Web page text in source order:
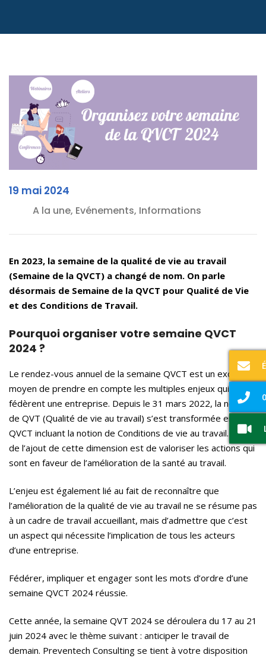
19 mai 2024
A la une, Evénements, Informations
En 2023, la semaine de la qualité de vie au travail
(Semaine de la QVCT) a changé de nom. On parle
désormais de Semaine de la QVCT pour Qualité de Vie
et des Conditions de Travail.
Pourquoi organiser votre semaine QVCT
2024 ?
Le rendez-vous annuel de la semaine QVCT est un excellent
moyen de prendre en compte les multiples enjeux qui
fédèrent une entreprise. Depuis le 31 mars 2022, la notion
de QVT (Qualité de vie au travail) s’est transformée en
QVCT incluant la notion de Conditions de vie au travail. Le but
de l’ajout de cette dimension est de valoriser les actions qui
sont en faveur de l’amélioration de la santé au travail.
L’enjeu est également lié au fait de reconnaître que
l’amélioration de la qualité de vie au travail ne se résume pas
à un cadre de travail accueillant, mais d’admettre que c’est
un aspect qui nécessite l’implication de tous les acteurs
d’une entreprise.
Fédérer, impliquer et engager sont les mots d’ordre d’une
semaine QVCT 2024 réussie.
Cette année, la semaine QVT 2024 se déroulera du 17 au 21
juin 2024 avec le thème suivant : anticiper le travail de
demain. Preventech Consulting se tient à votre disposition